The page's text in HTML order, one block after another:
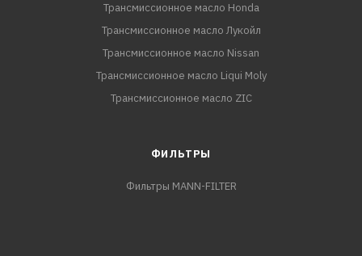
Трансмиссионное масло Honda
Трансмиссионное масло Лукойл
Трансмиссионное масло Nissan
Трансмиссионное масло Liqui Moly
Трансмиссионное масло ZIC
ФИЛЬТРЫ
Фильтры MANN-FILTER